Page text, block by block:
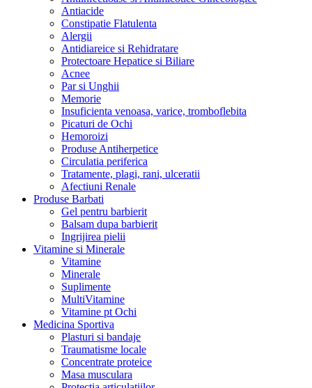
Antiacide
Constipatie Flatulenta
Alergii
Antidiareice si Rehidratare
Protectoare Hepatice si Biliare
Acnee
Par si Unghii
Memorie
Insuficienta venoasa, varice, tromboflebita
Picaturi de Ochi
Hemoroizi
Produse Antiherpetice
Circulatia periferica
Tratamente, plagi, rani, ulceratii
Afectiuni Renale
Produse Barbati
Gel pentru barbierit
Balsam dupa barbierit
Ingrijirea pielii
Vitamine si Minerale
Vitamine
Minerale
Suplimente
MultiVitamine
Vitamine pt Ochi
Medicina Sportiva
Plasturi si bandaje
Traumatisme locale
Concentrate proteice
Masa musculara